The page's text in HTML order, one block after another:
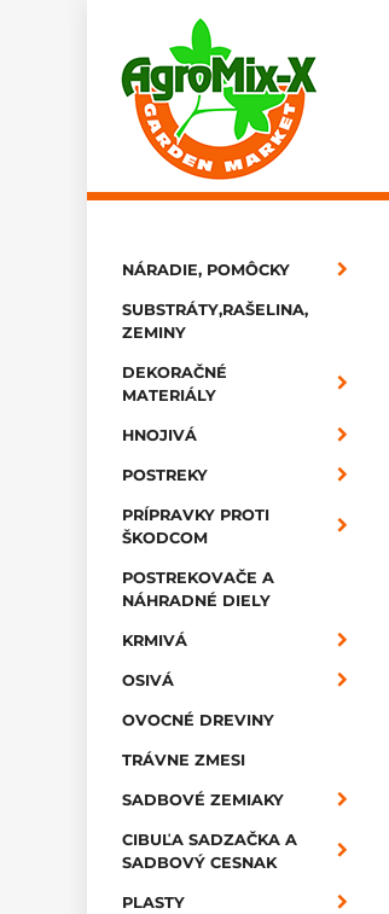
NÁRADIE, POMÔCKY
SUBSTRÁTY,RAŠELINA,
ZEMINY
DEKORAČNÉ
MATERIÁLY
HNOJIVÁ
POSTREKY
PRÍPRAVKY PROTI
ŠKODCOM
POSTREKOVAČE A
NÁHRADNÉ DIELY
KRMIVÁ
OSIVÁ
OVOCNÉ DREVINY
TRÁVNE ZMESI
SADBOVÉ ZEMIAKY
CIBUĽA SADZAČKA A
SADBOVÝ CESNAK
PLASTY